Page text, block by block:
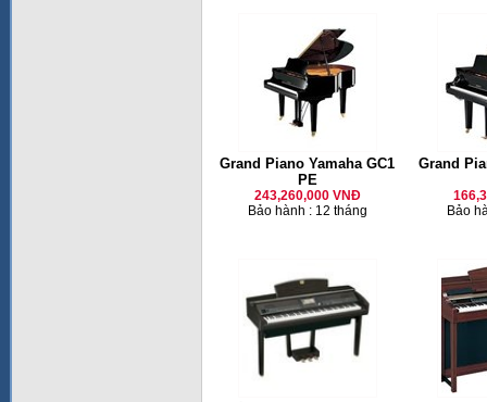
Grand Piano Yamaha GC1
PE
243,260,000 VNĐ
Bảo hành : 12 tháng
Grand
Bảo